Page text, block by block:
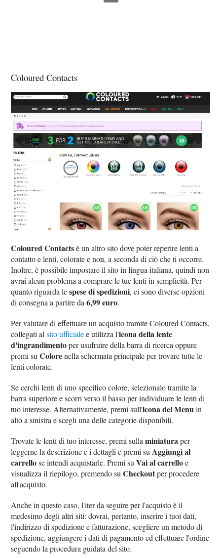
Coloured Contacts
Coloured Contactsè un altro sito dove poter reperire lenti a
contatto e lenti, colorate e non, a seconda di ciò che ti occorre.
Inoltre, è possibile impostare il sito in lingua italiana, quindi non
avrai alcun problema a comprare le tue lenti in semplicità. Per
quanto riguarda lespese di spedizioni, ci sono diverse opzioni
di consegna a partire da6,99 euro.
Per valutare di effettuare un acquisto tramite Coloured Contacts,
collegati alsito ufficialee utilizza l'icona della lente
d'ingrandimentoper usufruire della barra di ricerca oppure
premi suColorenella schermata principale per trovare tutte le
lenti colorate.
Se cerchi lenti di uno specifico colore, selezionalo tramite la
barra superiore e scorri verso il basso per individuare le lenti di
tuo interesse. Alternativamente, premi sull'icona del Menuin
alto a sinistra e scegli una delle categorie disponibili.
Trovate le lenti di tuo interesse, premi sullaminiaturaper
leggerne la descrizione e i dettagli e premi suAggiungi al
carrellose intendi acquistarle. Premi suVai al carrelloe
visualizza il riepilogo, premendo suCheckoutper procedere
all'acquisto.
Anche in questo caso, l'iter da seguire per l'acquisto è il
medesimo degli altri siti: dovrai, pertanto, inserire i tuoi dati,
l'indirizzo di spedizione e fatturazione, scegliere un metodo di
spedizione, aggiungere i dati di pagamento ed effettuare l'ordine
seguendo la procedura guidata del sito.